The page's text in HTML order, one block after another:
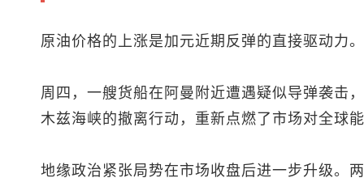
原油价格的上涨是加元近期反弹的直接驱动力。
周四，一艘货船在阿曼附近遭遇疑似导弹袭击
木兹海峡的撤离行动，重新点燃了市场对全球
地缘政治紧张局势在市场收盘后进一步升级。